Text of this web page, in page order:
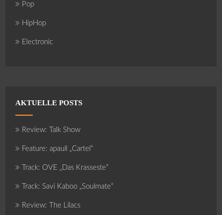
Pop
HipHop
Electronic
AKTUELLE POSTS
Review: Talk Show
Feature: apaull „Cartel“
Track: OVE „Das Krasseste“
Track: Savi Kaboo „Soulmate“
Review: The Lilacs